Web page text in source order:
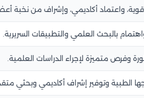
قوية، واعتماد أكاديمي، وإشراف من نخبة
بالبحث العلمي والتطبيقات السريرية.
وفرص متميزة لإجراء الدراسات العلمية.
الطبية وتوفير إشراف أكاديمي وبحثي